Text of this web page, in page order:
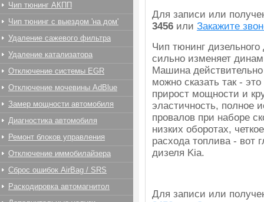
Для записи или
3456 или Закажите
Чип тюнинг
сильно изменяет
Машина
можно сказать так -
прирост мощности и
эластичность, полное
провалов при наборе
низких оборотах,
расхода топлива - вот
дизеля Kia.
Для записи или
Чип тюнинг АКПП
Чип тюнинг с выездом 'на дом'
Удаление сажевого фильтра
Удаление катализатора
Отключение системы EGR
Отключение мочевины AdBlue
Замер мощности автомобиля
Диагностика автомобиля
Ремонт блоков управления
Отключение иммобилайзера
Сброс ошибок AirBag / SRS
Раскодировка автомагнитол